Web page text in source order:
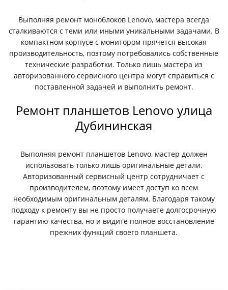
Выполняя ремонт моноблоков Lenovo, мастера всегда
сталкиваются с теми или иными уникальными задачами. В
компактном корпусе с монитором прячется высокая
производительность, поэтому потребовались собственные
технические разработки. Только лишь мастера из
авторизованного сервисного центра могут справиться с
поставленной задачей и выполнить ремонт.
Ремонт планшетов Lenovo улица
Дубининская
Выполняя ремонт планшетов Lenovo, мастер должен
использовать только лишь оригинальные детали.
Авторизованный сервисный центр сотрудничает с
производителем, поэтому имеет доступ ко всем
необходимым оригинальным деталям. Благодаря такому
подходу к ремонту вы не просто получаете долгосрочную
гарантию качества, но и видите полное восстановление
прежних функций своего планшета.